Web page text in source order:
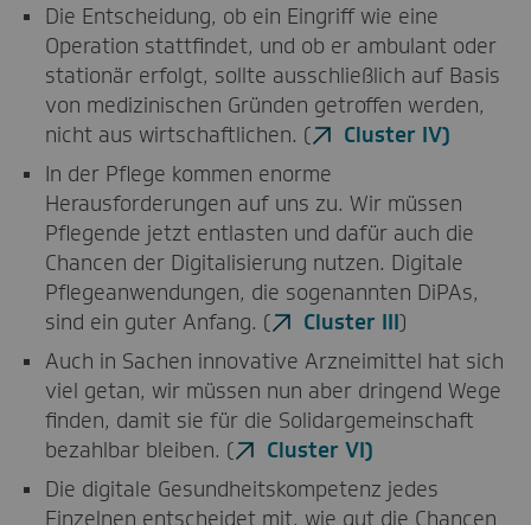
Die Entscheidung, ob ein Eingriff wie eine
Operation stattfindet, und ob er ambulant oder
stationär erfolgt, sollte ausschließlich auf Basis
von medizinischen Gründen getroffen werden,
nicht aus wirtschaftlichen. (
Cluster IV)
In der Pflege kommen enorme
Herausforderungen auf uns zu. Wir müssen
Pflegende jetzt entlasten und dafür auch die
Chancen der Digitalisierung nutzen. Digitale
Pflegeanwendungen, die sogenannten DiPAs,
sind ein guter Anfang. (
Cluster III)
Auch in Sachen innovative Arzneimittel hat sich
viel getan, wir müssen nun aber dringend Wege
finden, damit sie für die Solidargemeinschaft
bezahlbar bleiben. (
Cluster VI)
Die digitale Gesundheitskompetenz jedes
Einzelnen entscheidet mit, wie gut die Chancen